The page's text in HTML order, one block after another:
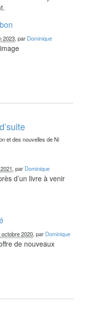
2023, par Dominique
et des nouvelles de Ni
, par Dominique
d’un livre à venir
octobre 2020, par Dominique
de nouveaux